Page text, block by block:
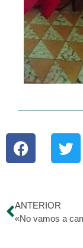
ANTERIOR